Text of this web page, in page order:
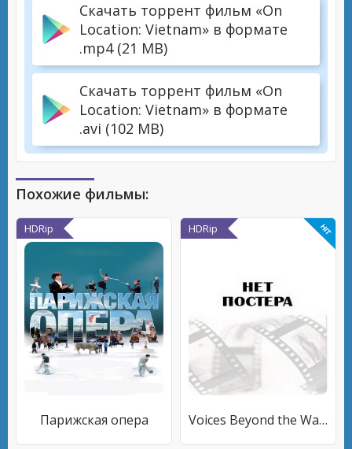
Скачать торрент фильм «On
Location: Vietnam» в формате
.mp4 (21 MB)
Скачать торрент фильм «On
Location: Vietnam» в формате
.avi (102 MB)
Похожие фильмы:
HDRip
Парижская опера
HDRip
Voices Beyond the Wall: Twelve Love Poems from the Murder Capital of the World